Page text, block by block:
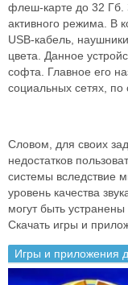
флеш-карте до 32 Гб.
активного режима. В
USB-кабель,
цвета. Данное
софта. Главное его
социальных сетях, по
Словом, для своих
недостатков
системы вследствие
уровень качества
могут быть
Скачать игры и
Игры и приложения